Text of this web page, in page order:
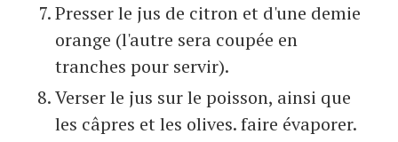
Presser le jus de citron et d'une demie
orange (l'autre sera coupée en
tranches pour servir).
Verser le jus sur le poisson, ainsi que
les câpres et les olives. faire évaporer.